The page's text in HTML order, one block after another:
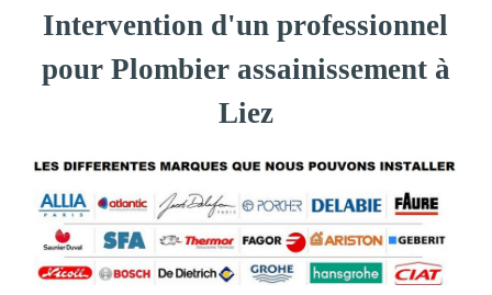
Intervention d'un professionnel
pour Plombier assainissement à
Liez